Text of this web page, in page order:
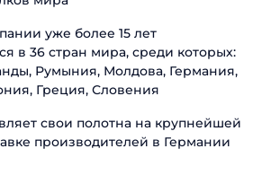
уже более 15 лет
в 36 стран мира, среди которых:
Румыния, Молдова, Германия,
Греция, Словения
свои полотна на крупнейшей
производителей в Германии